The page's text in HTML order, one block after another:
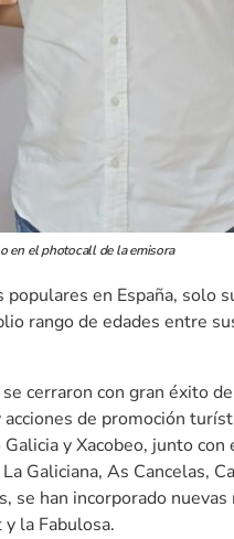
en el photocall de la emisora
en España, solo
rango de edades entre
cerraron con gran éxito
de promoción
y Xacobeo, junto con
Galiciana, As Cancelas,
han incorporado nuevas
la Fabulosa.